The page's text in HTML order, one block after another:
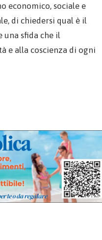
economico, sociale e
di chiedersi qual è il
una sfida che il
e alla coscienza di ogni